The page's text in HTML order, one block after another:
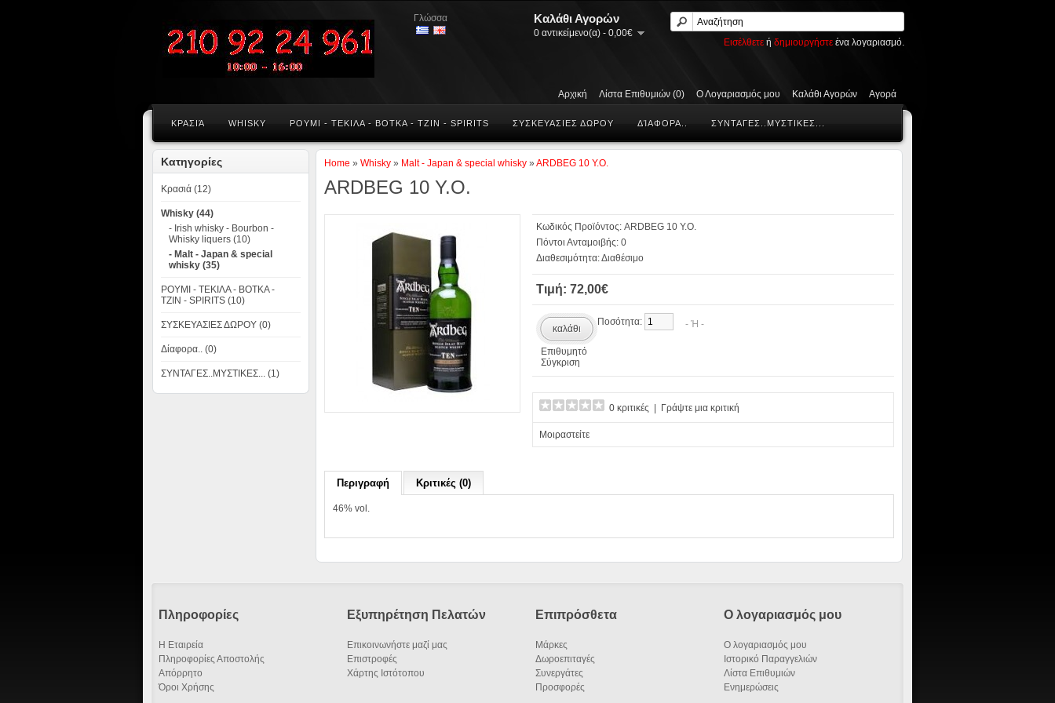
Γλώσσα Καλάθι Αγορών
0 αντικείμενο(α) - 0,00€
Εισέλθετε ή δημιουργήστε ένα λογαριασμό.
Αρχική Λίστα Επιθυμιών (0) Ο Λογαριασμός μου Καλάθι Αγορών Αγορά
KΡΑΣΙΆ WHISKY ΡΟΥΜΙ - ΤΕΚΙΛΑ - ΒΟΤΚΑ - ΤΖΙΝ - SPIRITS ΣΥΣΚΕΥΑΣΙΕΣ ΔΩΡΟΥ ΔΊΑΦΟΡΑ.. ΣΥΝΤΑΓΕΣ..ΜΥΣΤΙΚΕΣ...
Κατηγορίες
Kρασιά (12)
Whisky (44)
- Irish whisky - Bourbon -
Whisky liquers (10)
- Malt - Japan & special
whisky (35)
ΡΟΥΜΙ - ΤΕΚΙΛΑ - ΒΟΤΚΑ -
ΤΖΙΝ - SPIRITS (10)
ΣΥΣΚΕΥΑΣΙΕΣ ΔΩΡΟΥ (0)
Δίαφορα.. (0)
ΣΥΝΤΑΓΕΣ..ΜΥΣΤΙΚΕΣ... (1)
Home » Whisky » Malt - Japan & special whisky » ARDBEG 10 Y.O.
ARDBEG 10 Y.O.
Κωδικός Προϊόντος: ARDBEG 10 Y.O.
Πόντοι Ανταμοιβής: 0
Διαθεσιμότητα:Διαθέσιμο
Τιμή: 72,00€
Ποσότητα:
καλάθι - Ή -
Επιθυμητό
Σύγκριση
0 κριτικές Γράψτε μια κριτική
Μοιραστείτε
Περιγραφή Κριτικές (0)
46% vol.
Πληροφορίες
Η Εταιρεία
Πληροφορίες Αποστολής
Απόρρητο
Όροι Χρήσης
Εξυπηρέτηση Πελατών
Επικοινωνήστε μαζί μας
Επιστροφές
Χάρτης Ιστότοπου
Επιπρόσθετα
Μάρκες
Δωροεπιταγές
Συνεργάτες
Προσφορές
Ο λογαριασμός μου
Ο λογαριασμός μου
Ιστορικό Παραγγελιών
Λίστα Επιθυμιών
Ενημερώσεις